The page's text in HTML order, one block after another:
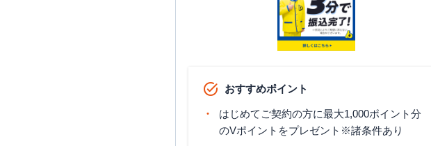
おすすめポイント
はじめてご契約の方に最大1,000ポイント分
のVポイントをプレゼント※諸条件あり